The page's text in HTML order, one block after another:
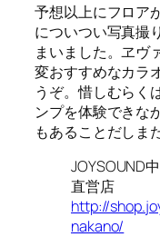
予想以上にフロア
についつい写真撮
まいました。ヱヴ
変おすすめなカラ
うぞ。惜しむらく
ンプを体験できな
もあることだしま
JOYSOUND
直営店
http://
nakano/